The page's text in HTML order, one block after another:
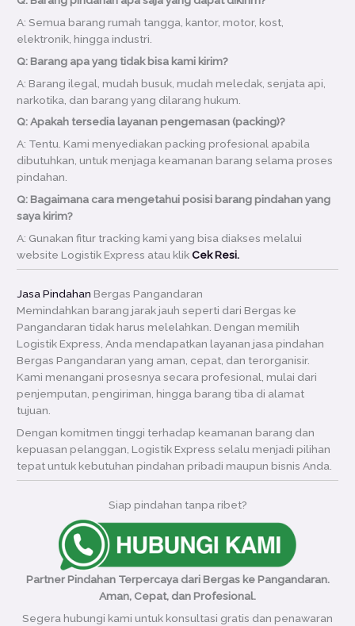
A: Semua barang rumah tangga, kantor, motor, kost,
elektronik, hingga industri.
Q: Barang apa yang tidak bisa kami kirim?
A: Barang ilegal, mudah busuk, mudah meledak, senjata api,
narkotika, dan barang yang dilarang hukum.
Q: Apakah tersedia layanan pengemasan (packing)?
A: Tentu. Kami menyediakan packing profesional apabila
dibutuhkan, untuk menjaga keamanan barang selama proses
pindahan.
Q: Bagaimana cara mengetahui posisi barang pindahan yang
saya kirim?
A: Gunakan fitur tracking kami yang bisa diakses melalui
website Logistik Express atau klikCek Resi.
Jasa Pindahan Bergas Pangandaran
Memindahkan barang jarak jauh seperti dari Bergas ke
Pangandaran tidak harus melelahkan. Dengan memilih
Logistik Express, Anda mendapatkan layanan jasa pindahan
Bergas Pangandaran yang aman, cepat, dan terorganisir.
Kami menangani prosesnya secara profesional, mulai dari
penjemputan, pengiriman, hingga barang tiba di alamat
tujuan.
Dengan komitmen tinggi terhadap keamanan barang dan
kepuasan pelanggan, Logistik Express selalu menjadi pilihan
tepat untuk kebutuhan pindahan pribadi maupun bisnis Anda.
Siap pindahan tanpa ribet?
Partner Pindahan Terpercaya dari Bergas ke Pangandaran.
Aman, Cepat, dan Profesional.
Segera hubungi kami untuk konsultasi gratis dan penawaran